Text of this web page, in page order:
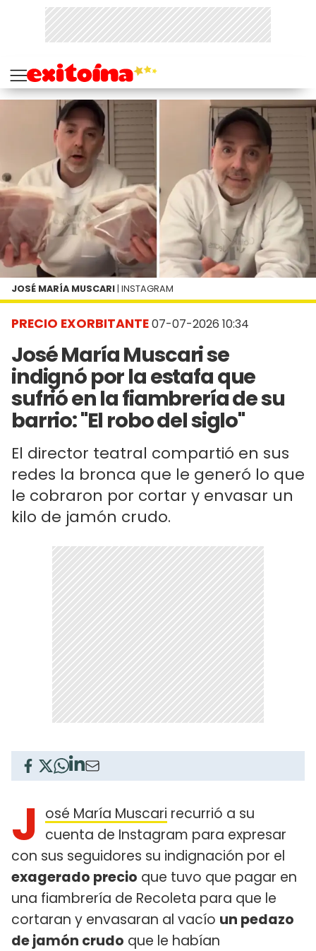
PRECIO EXORBITANTE07-07-2026 10:34
José María Muscari se
indignó por la estafa que
sufrió en la fiambrería de su
barrio: "El robo del siglo"
El director teatral compartió en sus
redes la bronca que le generó lo que
le cobraron por cortar y envasar un
kilo de jamón crudo.
JOSÉ MARÍA MUSCARI | INSTAGRAM
J osé María Muscari recurrió a su
cuenta de Instagram para expresar
con sus seguidores su indignación por el
exagerado precio que tuvo que pagar en
una fiambrería de Recoleta para que le
cortaran y envasaran al vacío un pedazo
de jamón crudo que le habían